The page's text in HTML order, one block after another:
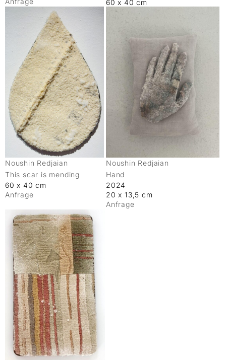
60 x 40 cm
Noushin Redjaian
This scar is mending
60 x 40 cm
Anfrage
Noushin Redjaian
Hand
2024
20 x 13,5 cm
Anfrage